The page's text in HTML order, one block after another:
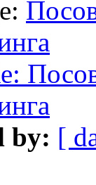
by: [